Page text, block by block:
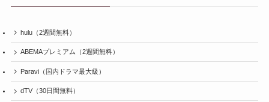
hulu（2週間無料）
ABEMAプレミアム（2週間無料）
Paravi（国内ドラマ最大級）
dTV（30日間無料）